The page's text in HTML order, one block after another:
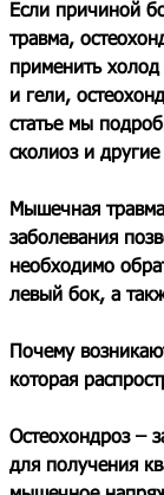
Если причиной
травма,
применить
и гели,
статье мы
сколиоз и
Мышечная
заболевания
необходимо
левый бок, а
Почему
которая
Остеохондроз –
для получения